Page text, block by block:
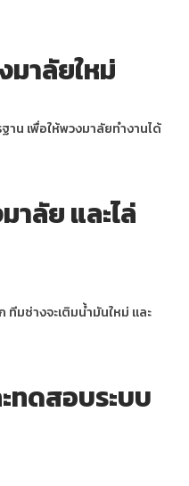
าลัยใหม่
าน เพื่อให้พวงมาลัยทำงานได้
าลัย และไล่
ทีมช่างจะเติมน้ำมันใหม่ และ
ทดสอบระบบ